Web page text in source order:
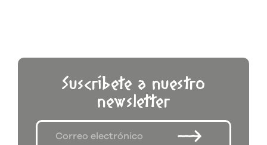
Suscríbete a nuestro
newsletter